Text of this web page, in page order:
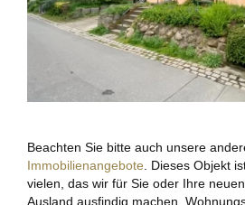
Beachten Sie bitte auch unsere
Immobilienangebote. Dieses Objekt
vielen, das wir für Sie oder Ihre
Ausland ausfindig machen.